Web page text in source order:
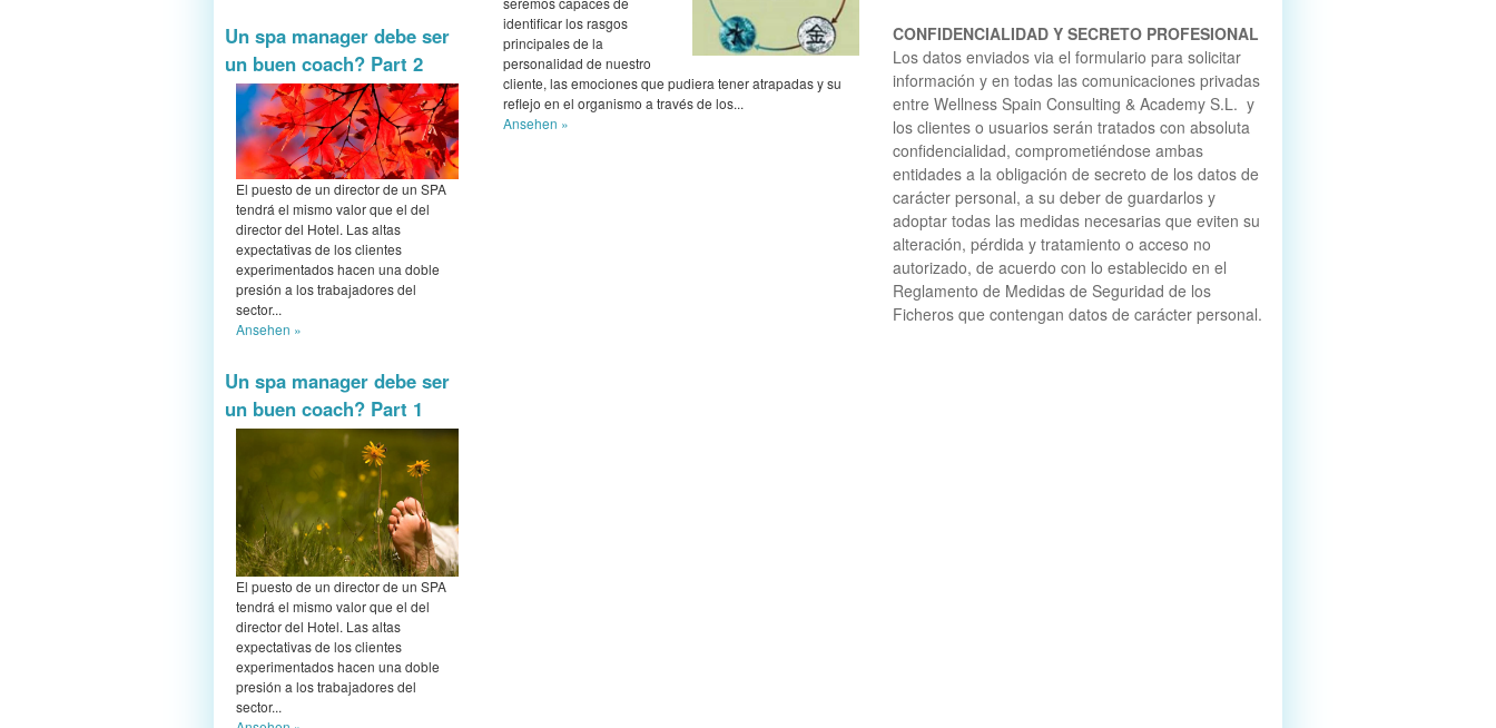
Un spa manager debe ser
un buen coach? Part 2
El puesto de un director de un SPA
tendrá el mismo valor que el del
director del Hotel. Las altas
expectativas de los clientes
experimentados hacen una doble
presión a los trabajadores del
sector...
Ansehen »
Un spa manager debe ser
un buen coach? Part 1
El puesto de un director de un SPA
tendrá el mismo valor que el del
director del Hotel. Las altas
expectativas de los clientes
experimentados hacen una doble
presión a los trabajadores del
sector...
identificar los rasgos
principales de la
personalidad de nuestro
cliente, las emociones que pudiera tener atrapadas y su
reflejo en el organismo a través de los...
Ansehen »
CONFIDENCIALIDAD Y SECRETO PROFESIONAL
Los datos enviados via el formulario para solicitar
información y en todas las comunicaciones privadas
entre Wellness Spain Consulting & Academy S.L. y
los clientes o usuarios serán tratados con absoluta
confidencialidad, comprometiéndose ambas
entidades a la obligación de secreto de los datos de
carácter personal, a su deber de guardarlos y
adoptar todas las medidas necesarias que eviten su
alteración, pérdida y tratamiento o acceso no
autorizado, de acuerdo con lo establecido en el
Reglamento de Medidas de Seguridad de los
Ficheros que contengan datos de carácter personal.